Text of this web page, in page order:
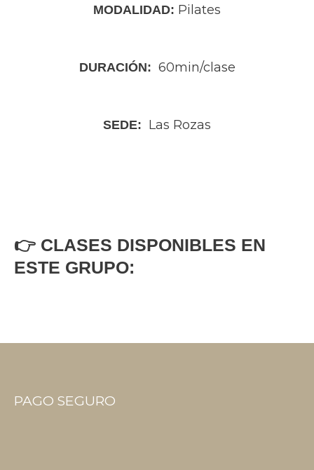
MODALIDAD: Pilates
DURACIÓN: 60min/clase
SEDE: Las Rozas
👉 CLASES DISPONIBLES EN
ESTE GRUPO:
PAGO SEGURO